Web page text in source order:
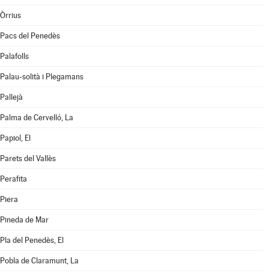
Òrrius
Pacs del Penedès
Palafolls
Palau-solità i Plegamans
Pallejà
Palma de Cervelló, La
Papiol, El
Parets del Vallès
Perafita
Piera
Pineda de Mar
Pla del Penedès, El
Pobla de Claramunt, La